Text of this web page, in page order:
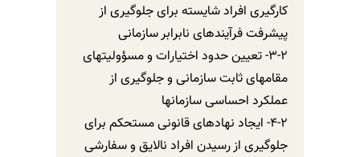
کارگیری افراد شایسته برای جلوگیری از
پیشرفت فرآیندهای نابرابر سازمانی
3-2- تعیین حدود اختیارات و مسؤولیتهای
مقامهای ثابت سازمانی و جلوگیری از
عملکرد احساسی سازمانها
4-2- ایجاد نهادهای قانونی مستحکم برای
جلوگیری از رسیدن افراد نالایق و سفارشی